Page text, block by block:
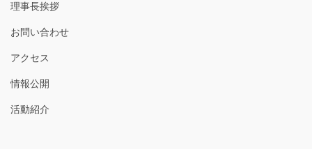
理事長挨拶
お問い合わせ
アクセス
情報公開
活動紹介